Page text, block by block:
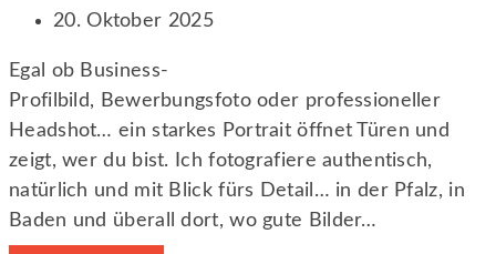
20. Oktober 2025
Egal ob Business-
Profilbild, Bewerbungsfoto oder professioneller
Headshot… ein starkes Portrait öffnet Türen und
zeigt, wer du bist. Ich fotografiere authentisch,
natürlich und mit Blick fürs Detail… in der Pfalz, in
Baden und überall dort, wo gute Bilder…